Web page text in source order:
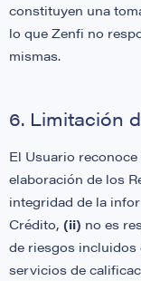
constituyen una
lo que Zenfi no
mismas.
6. Limitación
El Usuario
elaboración de los
integridad de la
Crédito, (ii) no es
de riesgos incluidos
servicios de